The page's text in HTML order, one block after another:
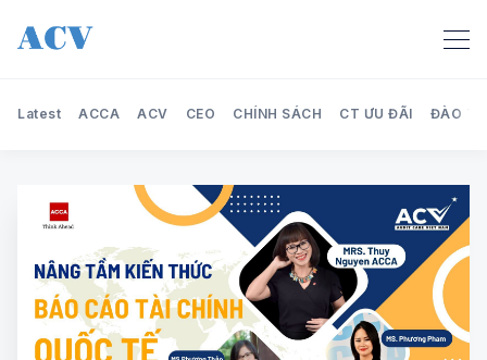
Search Audit Care Việt Nam
Latest ACCA ACV CEO CHÍNH SÁCH CT ƯU ĐÃI ĐÀO